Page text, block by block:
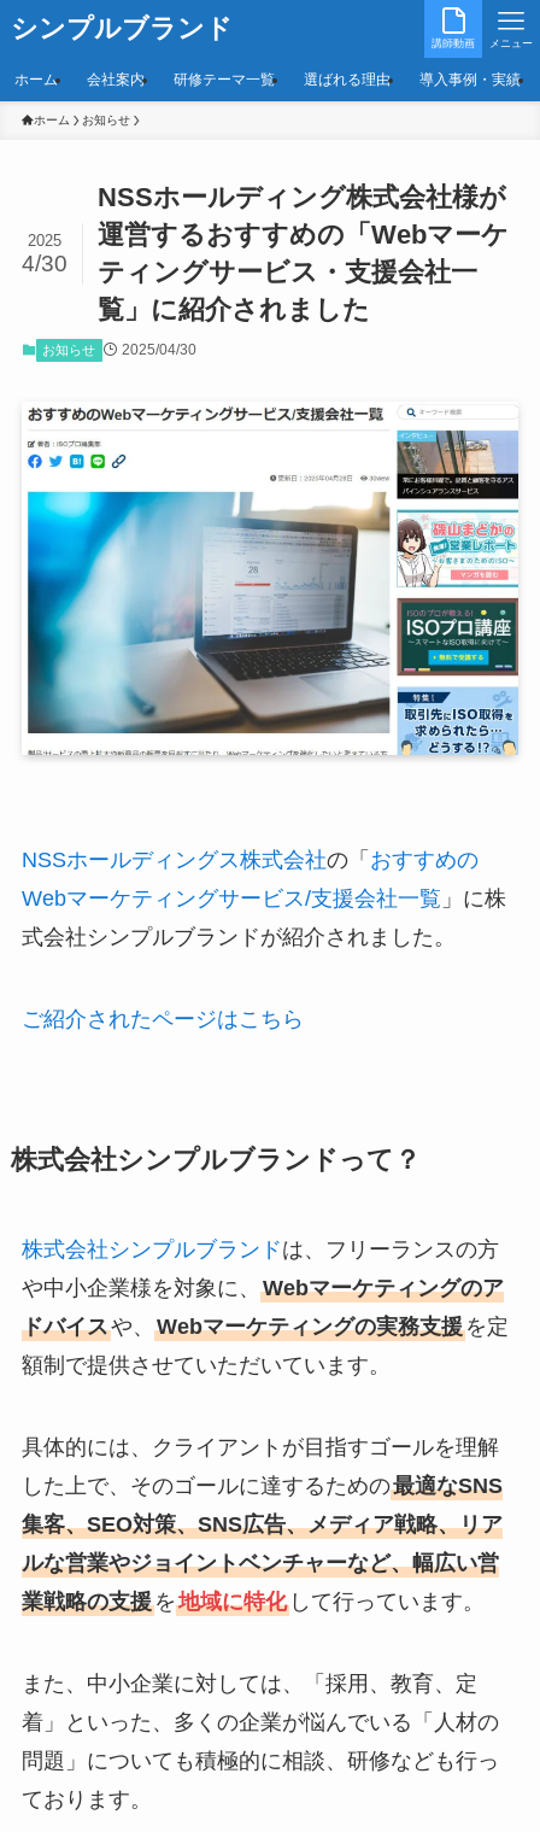
シンプルブランド 講師動画 メニュー
ホーム 会社案内 研修テーマ一覧 選ばれる理由 導入事例・実績
ホーム お知らせ
NSSホールディング株式会社様が
運営するおすすめの「Webマーケ
ティングサービス・支援会社一
覧」に紹介されました
2025
4/30
お知らせ 2025/04/30
NSSホールディングス株式会社の「 おすすめの
Webマーケティングサービス/支援会社一覧 」に株
式会社シンプルブランドが紹介されました。
ご紹介されたページはこちら
株式会社シンプルブランドって？
株式会社シンプルブランドは、フリーランスの方
や中小企業様を対象に、 Webマーケティングのア
ドバイスや、 Webマーケティングの実務支援を定
額制で提供させていただいています。
具体的には、クライアントが目指すゴールを理解
した上で、そのゴールに達するための最適なSNS
集客、SEO対策、SNS広告、メディア戦略、リア
ルな営業やジョイントベンチャーなど、幅広い営
業戦略の支援を地域に特化して行っています。
また、中小企業に対しては、「採用、教育、定
着」といった、多くの企業が悩んでいる「人材の
問題」についても積極的に相談、研修なども行っ
ております。